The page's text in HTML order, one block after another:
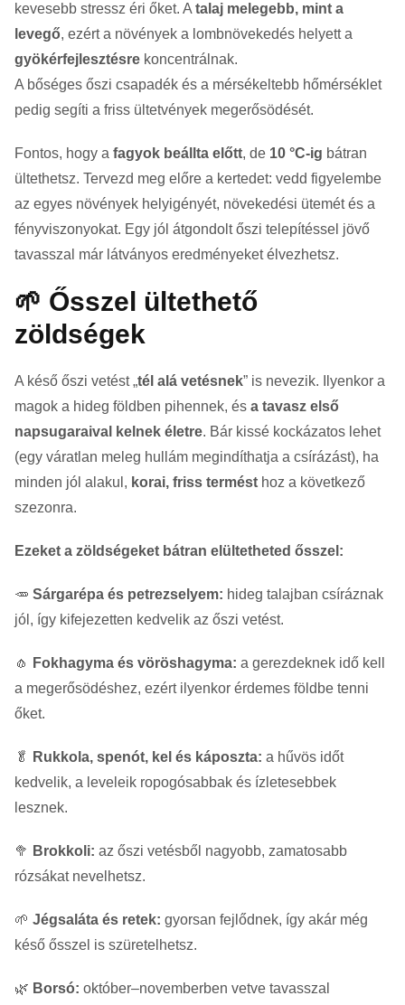
kevesebb stressz éri őket. A talaj melegebb, mint a
levegő, ezért a növények a lombnövekedés helyett a
gyökérfejlesztésre koncentrálnak.
A bőséges őszi csapadék és a mérsékeltebb hőmérséklet
pedig segíti a friss ültetvények megerősödését.
Fontos, hogy a fagyok beállta előtt, de 10 °C-ig bátran
ültethetsz. Tervezd meg előre a kertedet: vedd figyelembe
az egyes növények helyigényét, növekedési ütemét és a
fényviszonyokat. Egy jól átgondolt őszi telepítéssel jövő
tavasszal már látványos eredményeket élvezhetsz.
🌱 Ősszel ültethető
zöldségek
A késő őszi vetést „tél alá vetésnek” is nevezik. Ilyenkor a
magok a hideg földben pihennek, és a tavasz első
napsugaraival kelnek életre. Bár kissé kockázatos lehet
(egy váratlan meleg hullám megindíthatja a csírázást), ha
minden jól alakul, korai, friss termést hoz a következő
szezonra.
Ezeket a zöldségeket bátran elültetheted ősszel:
🥕 Sárgarépa és petrezselyem: hideg talajban csíráznak
jól, így kifejezetten kedvelik az őszi vetést.
🧄 Fokhagyma és vöröshagyma: a gerezdeknek idő kell
a megerősödéshez, ezért ilyenkor érdemes földbe tenni
őket.
🥬 Rukkola, spenót, kel és káposzta: a hűvös időt
kedvelik, a leveleik ropogósabbak és ízletesebbek
lesznek.
🥦 Brokkoli: az őszi vetésből nagyobb, zamatosabb
rózsákat nevelhetsz.
🌱 Jégsaláta és retek: gyorsan fejlődnek, így akár még
késő ősszel is szüretelhetsz.
🌿 Borsó: október–novemberben vetve tavasszal